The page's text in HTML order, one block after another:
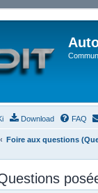
Download FAQ
Foire aux questions